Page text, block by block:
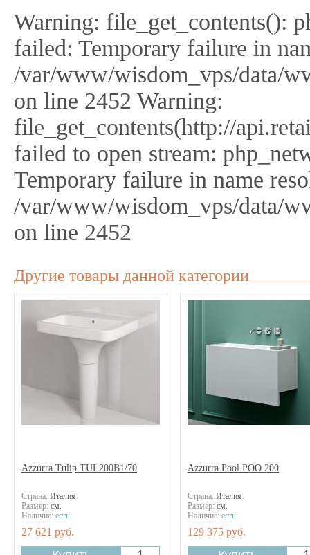
Warning: file_get_contents():
failed: Temporary failure in
/var/www/wisdom_vps/data/
on line 2452 Warning:
file_get_contents(http://
failed to open stream:
Temporary failure in name
/var/www/wisdom_vps/data/
on line 2452
Другие товары данной категории
Azzurra Tulip TUL200B1/70
Страна: Италия
Размер: см.
Наличие: есть
27 621 руб.
Azzurra Pool POO 200
Страна: Италия
Размер: см.
Наличие: есть
129 375 руб.